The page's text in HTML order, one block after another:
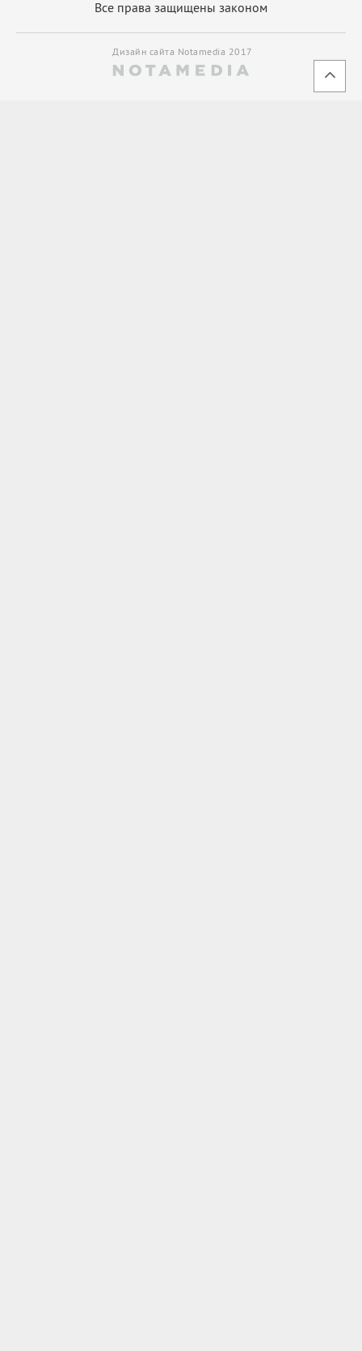
Все права защищены законом
Дизайн сайта Notamedia 2017